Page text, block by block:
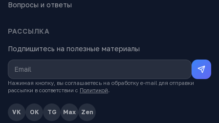
Вопросы и ответы
РАССЫЛКА
Подпишитесь на полезные материалы
Нажимая кнопку, вы соглашаетесь на обработку e-mail для отправки
рассылки в соответствии с Политикой.
VK OK TG Max Zen